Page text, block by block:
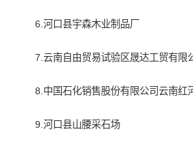
6.河口县宇森木业制品厂
7.云南自由贸易试验区晟达工贸有限
8.中国石化销售股份有限公司云南红
9.河口县山腰采石场